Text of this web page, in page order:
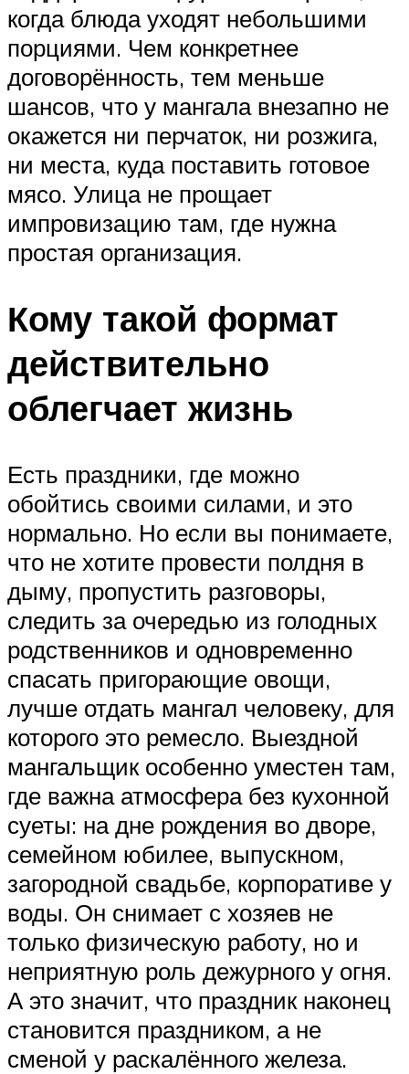
когда блюда уходят небольшими
порциями. Чем конкретнее
договорённость, тем меньше
шансов, что у мангала внезапно не
окажется ни перчаток, ни розжига,
ни места, куда поставить готовое
мясо. Улица не прощает
импровизацию там, где нужна
простая организация.
Кому такой формат
действительно
облегчает жизнь
Есть праздники, где можно
обойтись своими силами, и это
нормально. Но если вы понимаете,
что не хотите провести полдня в
дыму, пропустить разговоры,
следить за очередью из голодных
родственников и одновременно
спасать пригорающие овощи,
лучше отдать мангал человеку, для
которого это ремесло. Выездной
мангальщик особенно уместен там,
где важна атмосфера без кухонной
суеты: на дне рождения во дворе,
семейном юбилее, выпускном,
загородной свадьбе, корпоративе у
воды. Он снимает с хозяев не
только физическую работу, но и
неприятную роль дежурного у огня.
А это значит, что праздник наконец
становится праздником, а не
сменой у раскалённого железа.